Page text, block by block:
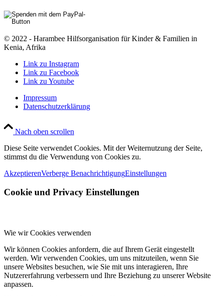
© 2022 - Harambee Hilfsorganisation für Kinder & Familien in
Kenia, Afrika
Link zu Instagram
Link zu Facebook
Link zu Youtube
Impressum
Datenschutzerklärung
Nach oben scrollen
Diese Seite verwendet Cookies. Mit der Weiternutzung der Seite,
stimmst du die Verwendung von Cookies zu.
AkzeptierenVerberge BenachrichtigungEinstellungen
Cookie und Privacy Einstellungen
Wie wir Cookies verwenden
Wir können Cookies anfordern, die auf Ihrem Gerät eingestellt
werden. Wir verwenden Cookies, um uns mitzuteilen, wenn Sie
unsere Websites besuchen, wie Sie mit uns interagieren, Ihre
Nutzererfahrung verbessern und Ihre Beziehung zu unserer Website
anpassen.